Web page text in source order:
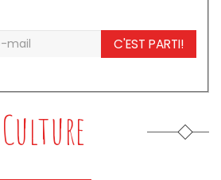
C'EST PARTI!
Culture